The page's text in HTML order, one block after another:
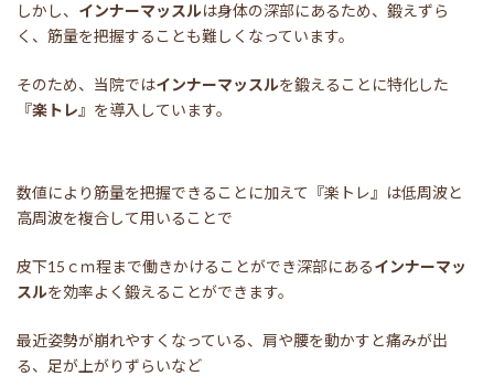
しかし、 インナーマッスルは身体の深部にあるため、鍛えずら
く、筋量を把握することも難しくなっています。
そのため、当院ではインナーマッスルを鍛えることに特化した
『楽トレ 』を導入しています。
数値により筋量を把握できることに加えて『楽トレ』は低周波と
高周波を複合して用いることで
皮下15ｃｍ程まで働きかけることができ深部にあるインナーマッ
スルを効率よく鍛えることができます。
最近姿勢が崩れやすくなっている、肩や腰を動かすと痛みが出
る、足が上がりずらいなど